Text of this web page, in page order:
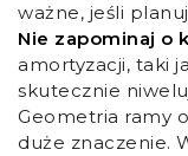
ważne, jeśli
Nie zapominaj o
amortyzacji, taki
skutecznie
Geometria ramy
duże znaczenie.